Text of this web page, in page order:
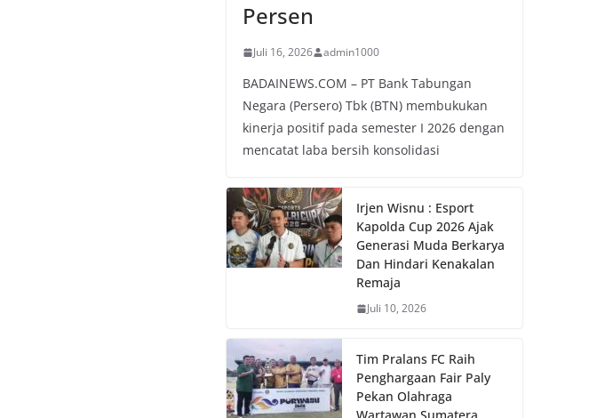
Persen
Juli 16, 2026 admin1000
BADAINEWS.COM – PT Bank Tabungan
Negara (Persero) Tbk (BTN) membukukan
kinerja positif pada semester I 2026 dengan
mencatat laba bersih konsolidasi
Irjen Wisnu : Esport
Kapolda Cup 2026 Ajak
Generasi Muda Berkarya
Dan Hindari Kenakalan
Remaja
Juli 10, 2026
Tim Pralans FC Raih
Penghargaan Fair Paly
Pekan Olahraga